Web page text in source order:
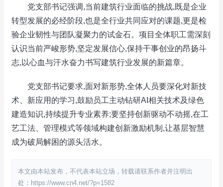
党支部书记强调,当前建筑行业面临的挑战,既是企业
转型发展的必经阶段,也是全行业共同应对的课题,更是检
验企业韧性与团队凝聚力的试金石。项目全体职工需深刻
认识当前严峻形势,坚定发展信心,保持干事创业的昂扬斗
志,以心血与汗水奋力书写建筑行业发展的新篇章。
党支部书记要求,面对新形势,全体人员要深化对新技
术、新应用的学习,鼓励员工主动钻研AI相关技术及绿色
建造知识,持续提升专业素养;要坚持创新驱动不动摇,在工
艺工法、管理模式等领域构建创新激励机制,让基层智慧
成为破局解困的源头活水。
本文由本站发布，不代表本站立场，转载请联系作者并注明出
处：https://www.cn4.net/?p=1582